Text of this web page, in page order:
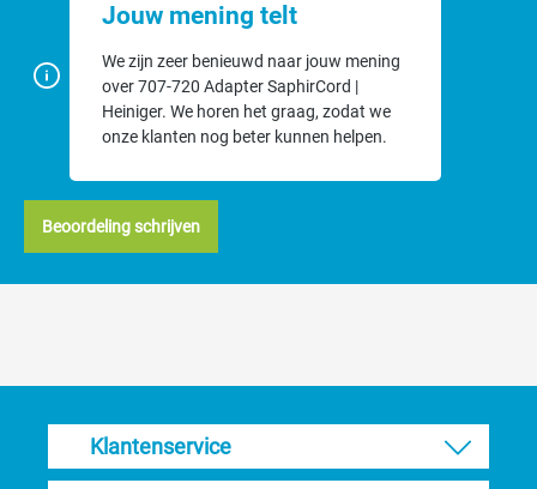
Jouw mening telt
We zijn zeer benieuwd naar jouw mening
over 707-720 Adapter SaphirCord |
Heiniger. We horen het graag, zodat we
onze klanten nog beter kunnen helpen.
Beoordeling schrijven
Klantenservice